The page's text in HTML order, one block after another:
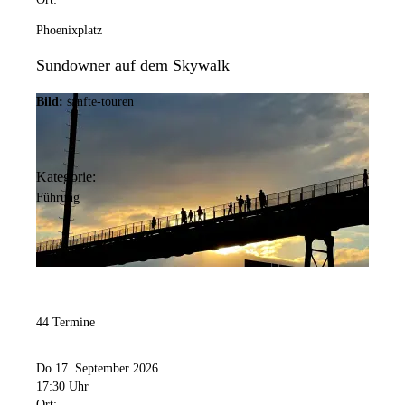
Phoenixplatz
Sundowner auf dem Skywalk
Bild: sanfte-touren
Kategorie:
Führung
44 Termine
Do 17. September 2026
17:30 Uhr